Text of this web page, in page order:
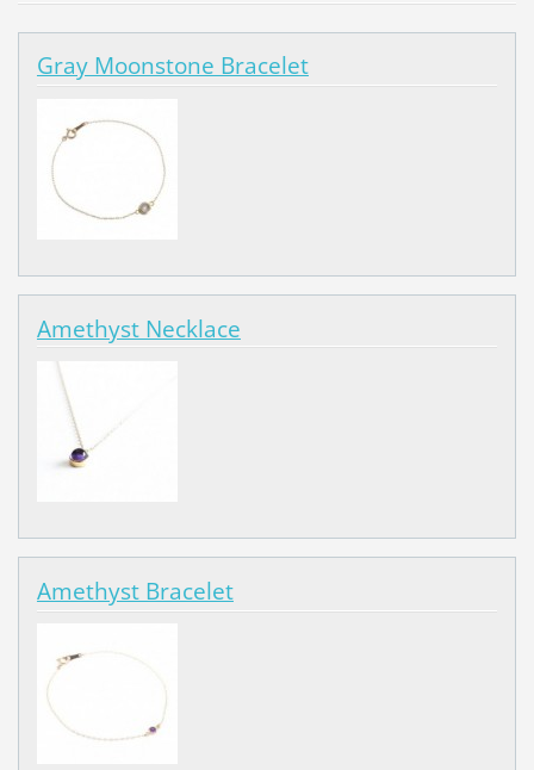
Gray Moonstone Bracelet
Amethyst Necklace
Amethyst Bracelet